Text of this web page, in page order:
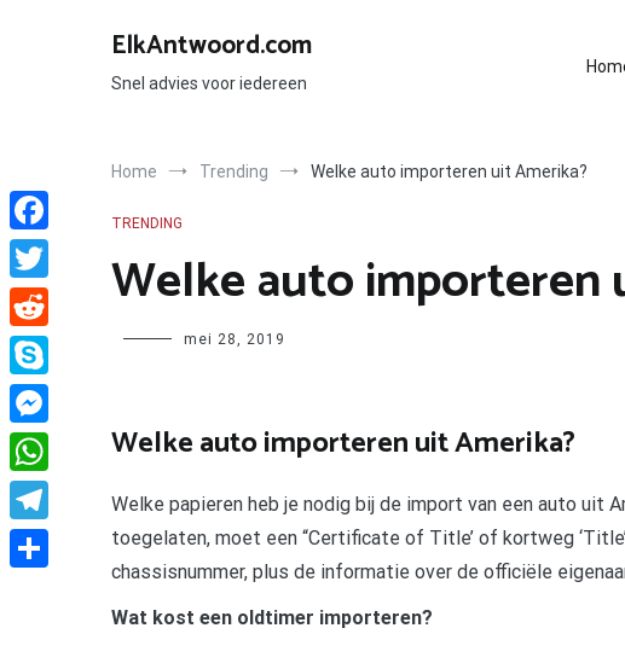
ElkAntwoord.com
Snel advies voor iedereen
Home Trending Welke auto importeren uit Amerika?
TRENDING
Welke auto importeren
Author mei 28, 2019
Welke auto importeren uit Amerika?
Welke papieren heb je nodig bij de import van een auto uit
toegelaten, moet een “Certificate of Title’ of kortweg
chassisnummer, plus de informatie over de officiële
Wat kost een oldtimer importeren?
Facebook
Twitter
Reddit
Skype
Messenger
WhatsApp
Telegram